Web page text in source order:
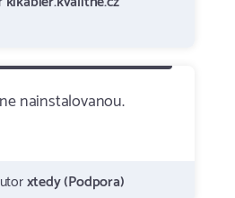
nainstalovanou.
xtedy (Podpora)